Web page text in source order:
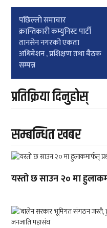
Post
navigation
पछिल्लाे समाचार
क्रान्तिकारी कम्युनिस्ट पार्टी
तानसेन नगरको एकता
अधिबेशन , प्रशिक्षण तथा बैठक
सम्पन्न
प्रतिक्रिया दिनुहोस्
सम्बन्धित खबर
यस्तो छ साउन २० मा